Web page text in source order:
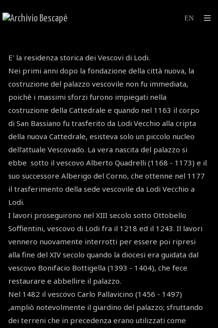
E' la residenza storica dei Vescovi di Lodi.
Nei primi anni dopo la fondazione della città nuova, la
costruzione del palazzo vescovile non fu immediata,
poichè i massimi sforzi furono impiegati nella
costruzione della Cattedrale e quando nel 1163 il corpo
di San Bassiano fu trasferito da Lodi Vecchio alla cripta
della nuova Cattedrale, esisteva solo un piccolo nucleo
dell'attuale Vescovado. La vera nascita del palazzo si
ebbe sotto il vescovo Alberto Quadrelli (1168 - 1173) e il
suo successore Alberigo del Corno, che ottenne nel 1177
il trasferimento della sede vescovile da Lodi Vecchio a
Lodi.
I lavori proseguirono nel XIII secolo sotto Ottobello
Soffientini, vescovo di Lodi fra il 1218 ed il 1243. Il lavori
vennero nuovamente interrotti per essere poi ripresi
alla fine del XIV secolo quando la diocesi era guidata dal
vescovo Bonifacio Bottigella (1393 - 1404), che fece
restaurare e abbellire il palazzo.
Nel 1482 il vescovo Carlo Pallavicino (1456 - 1497)
,ampliò notevolmente il giardino del palazzo; sfruttando
dei terreni che in precedenza erano utilizzati come